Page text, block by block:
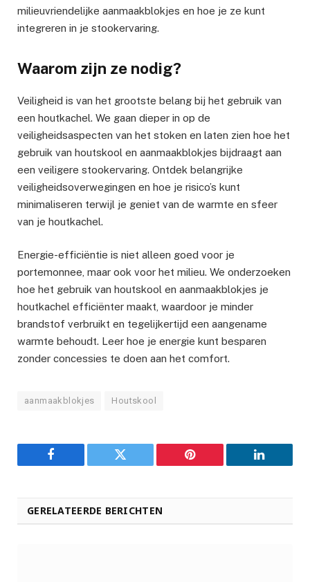
milieuvriendelijke aanmaakblokjes en hoe je ze kunt
integreren in je stookervaring.
Waarom zijn ze nodig?
Veiligheid is van het grootste belang bij het gebruik van
een houtkachel. We gaan dieper in op de
veiligheidsaspecten van het stoken en laten zien hoe het
gebruik van houtskool en aanmaakblokjes bijdraagt aan
een veiligere stookervaring. Ontdek belangrijke
veiligheidsoverwegingen en hoe je risico’s kunt
minimaliseren terwijl je geniet van de warmte en sfeer
van je houtkachel.
Energie-efficiëntie is niet alleen goed voor je
portemonnee, maar ook voor het milieu. We onderzoeken
hoe het gebruik van houtskool en aanmaakblokjes je
houtkachel efficiënter maakt, waardoor je minder
brandstof verbruikt en tegelijkertijd een aangename
warmte behoudt. Leer hoe je energie kunt besparen
zonder concessies te doen aan het comfort.
aanmaakblokjes Houtskool
Facebook Twitter Pinterest LinkedIn
GERELATEERDE BERICHTEN